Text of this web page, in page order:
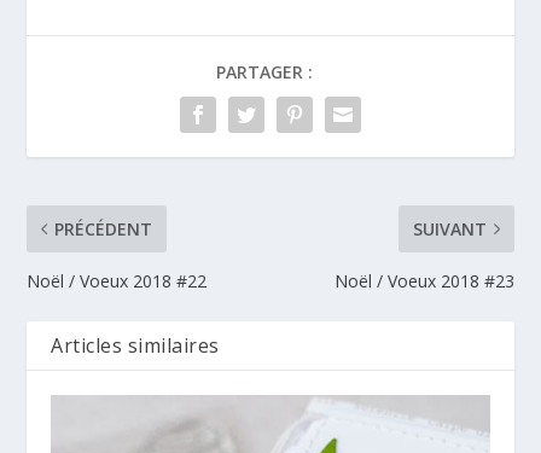
PARTAGER :
PRÉCÉDENT
Noël / Voeux 2018 #22
SUIVANT
Noël / Voeux 2018 #23
Articles similaires